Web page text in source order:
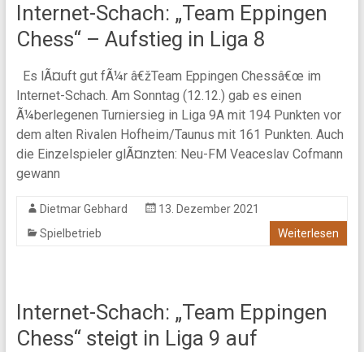
Internet-Schach: „Team Eppingen
Chess“ – Aufstieg in Liga 8
Es lÃ¤uft gut fÃ¼r â€žTeam Eppingen Chessâ€œ im
Internet-Schach. Am Sonntag (12.12.) gab es einen
Ã¼berlegenen Turniersieg in Liga 9A mit 194 Punkten vor
dem alten Rivalen Hofheim/Taunus mit 161 Punkten. Auch
die Einzelspieler glÃ¤nzten: Neu-FM Veaceslav Cofmann
gewann
Dietmar Gebhard
13. Dezember 2021
Spielbetrieb
Weiterlesen
Internet-Schach: „Team Eppingen
Chess“ steigt in Liga 9 auf